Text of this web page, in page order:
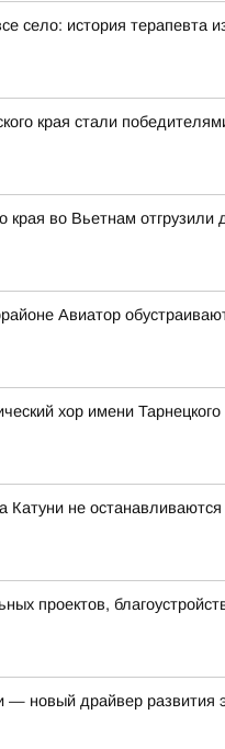
село: история терапевта
края стали
края во Вьетнам отгрузили
Авиатор
хор имени
Катуни не останавливаются
проектов,
— новый драйвер